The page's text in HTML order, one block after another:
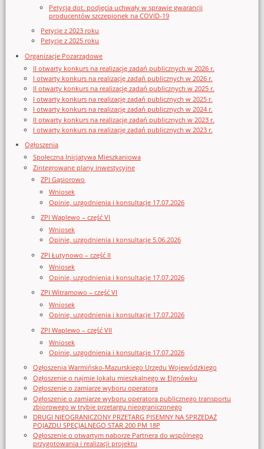
Petycja dot. podjęcia uchwały w sprawie gwarancji
producentów szczepionek na COVID-19
Petycje z 2023 roku
Petycje z 2025 roku
Organizacje Pozarządowe
II otwarty konkurs na realizację zadań publicznych w 2026 r.
I otwarty konkurs na realizację zadań publicznych w 2026 r.
II otwarty konkurs na realizację zadań publicznych w 2025 r.
I otwarty konkurs na realizację zadań publicznych w 2025 r.
I otwarty konkurs na realizację zadań publicznych w 2024 r.
II otwarty konkurs na realizację zadań publicznych w 2023 r.
I otwarty konkurs na realizację zadań publicznych w 2023 r.
Ogłoszenia
Społeczna Inicjatywa Mieszkaniowa
Zintegrowane plany inwestycyjne
ZPI Gąsiorowo
Wniosek
Opinie, uzgodnienia i konsultacje 17.07.2026
ZPI Waplewo – część VI
Wniosek
Opinie, uzgodnienia i konsultacje 5.06.2026
ZPI Łutynowo – część II
Wniosek
Opinie, uzgodnienia i konsultacje 17.07.2026
ZPI Witramowo – część VI
Wniosek
Opinie, uzgodnienia i konsultacje 17.07.2026
ZPI Waplewo – część VII
Wniosek
Opinie, uzgodnienia i konsultacje 17.07.2026
Ogłoszenia Warmińsko-Mazurskiego Urzędu Wojewódzkiego
Ogłoszenie o najmie lokalu mieszkalnego w Elgnówku
Ogłoszenie o zamiarze wyboru operatora
Ogłoszenie o zamiarze wyboru operatora publicznego transportu
zbiorowego w trybie przetargu nieograniczonego
DRUGI NIEOGRANICZONY PRZETARG PISEMNY NA SPRZEDAŻ
POJAZDU SPECJALNEGO STAR 200 PM 18P
Ogłoszenie o otwartym naborze Partnera do wspólnego
przygotowania i realizacji projektu